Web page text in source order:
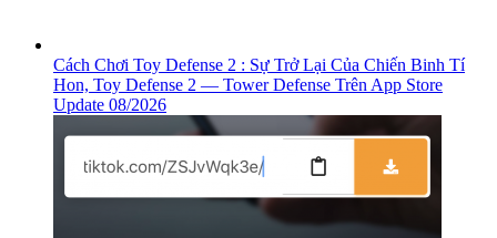
Cách Chơi Toy Defense 2 : Sự Trở Lại Của Chiến Binh Tí
Hon, ‎Toy Defense 2 — Tower Defense Trên App Store
Update 08/2026